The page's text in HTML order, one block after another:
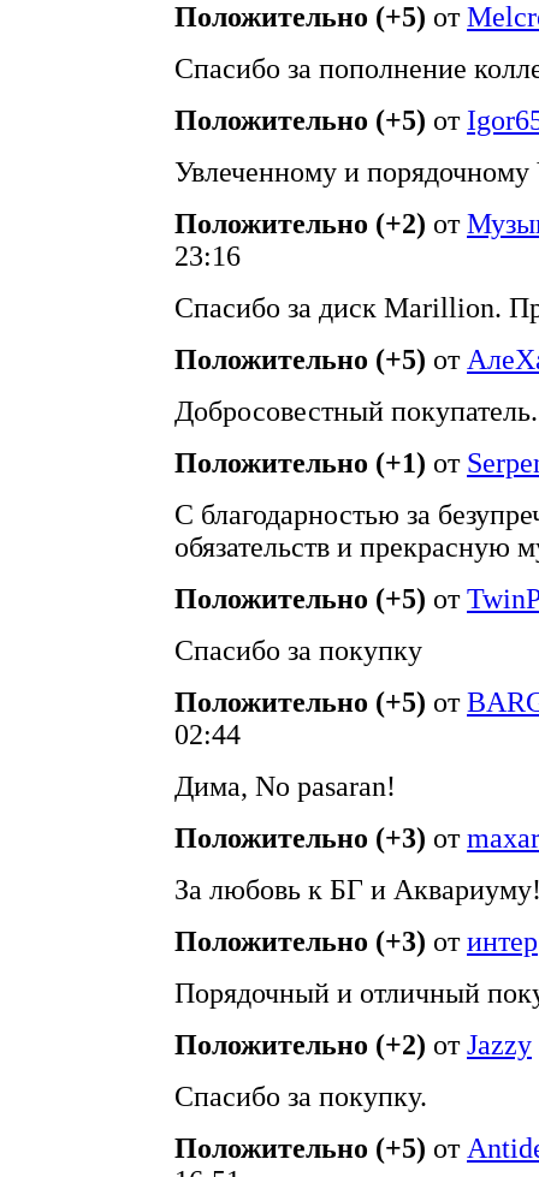
Положительно (+5) от
Спасибо за пополнение
Положительно (+5) от
Увлеченному и порядочному
Положительно (+2) от
23:16
Спасибо за диск Marillion.
Положительно (+5) от
Добросовестный
Положительно (+1) от
С благодарностью за
обязательств и прекрасную
Положительно (+5) от
Спасибо за покупку
Положительно (+5) от
02:44
Дима, No pasarаn!
Положительно (+3) от
За любовь к БГ и
Положительно (+3) отинтер
Порядочный и отличный
Положительно (+2) отJazzy
Спасибо за покупку.
Положительно (+5) от